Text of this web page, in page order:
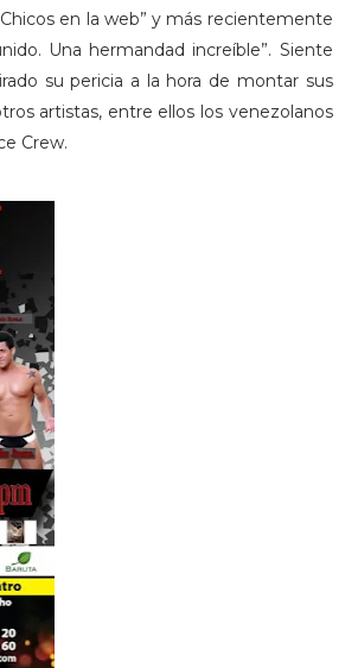
en la web” y más recientemente
Una hermandad increíble”. Siente
su pericia a la hora de montar sus
artistas, entre ellos los venezolanos
Crew.